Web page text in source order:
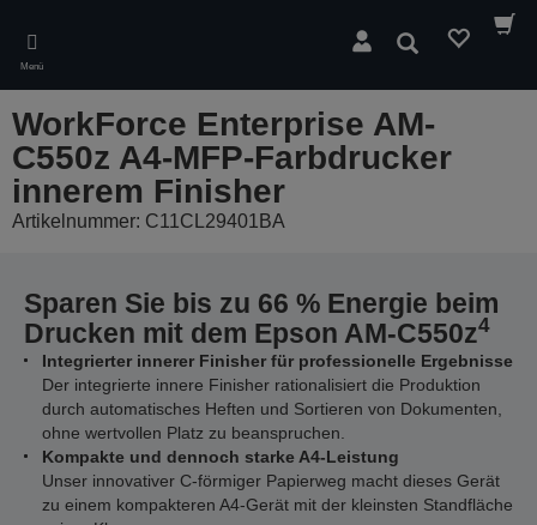
main
content
Menü
Suchen
WorkForce Enterprise AM-
C550z A4-MFP-Farbdrucker
innerem Finisher
Artikelnummer: C11CL29401BA
Sparen Sie bis zu 66 % Energie beim
Drucken mit dem Epson AM-C550z4
Integrierter innerer Finisher für professionelle Ergebnisse
Der integrierte innere Finisher rationalisiert die Produktion
durch automatisches Heften und Sortieren von Dokumenten,
ohne wertvollen Platz zu beanspruchen.
Kompakte und dennoch starke A4-Leistung
Unser innovativer C-förmiger Papierweg macht dieses Gerät
zu einem kompakteren A4-Gerät mit der kleinsten Standfläche